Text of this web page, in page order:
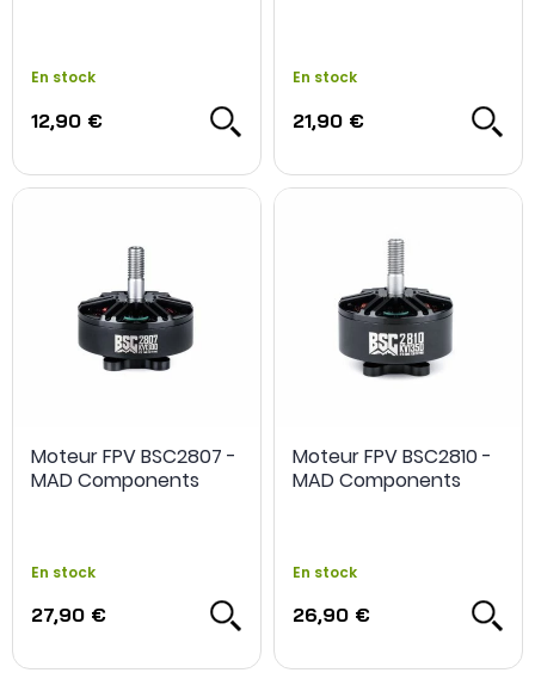
En stock
12,90 €
En stock
21,90 €
Moteur FPV BSC2807 -
MAD Components
En stock
27,90 €
Moteur FPV BSC2810 -
MAD Components
En stock
26,90 €